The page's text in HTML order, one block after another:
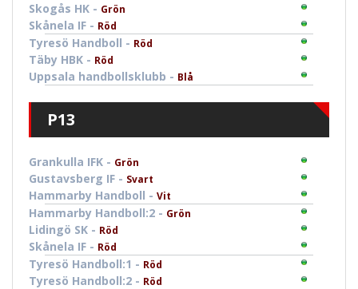
Skogås HK - Grön
Skånela IF - Röd
Tyresö Handboll - Röd
Täby HBK - Röd
Uppsala handbollsklubb - Blå
P13
Grankulla IFK - Grön
Gustavsberg IF - Svart
Hammarby Handboll - Vit
Hammarby Handboll:2 - Grön
Lidingö SK - Röd
Skånela IF - Röd
Tyresö Handboll:1 - Röd
Tyresö Handboll:2 - Röd